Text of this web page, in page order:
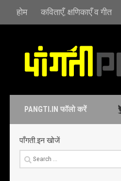
Skip to content
होम कविताएँ, क्षणिकाएँ व गीत
PANGTI.IN फॉलो करें
पाँगती.इन खोजें
Search
for: